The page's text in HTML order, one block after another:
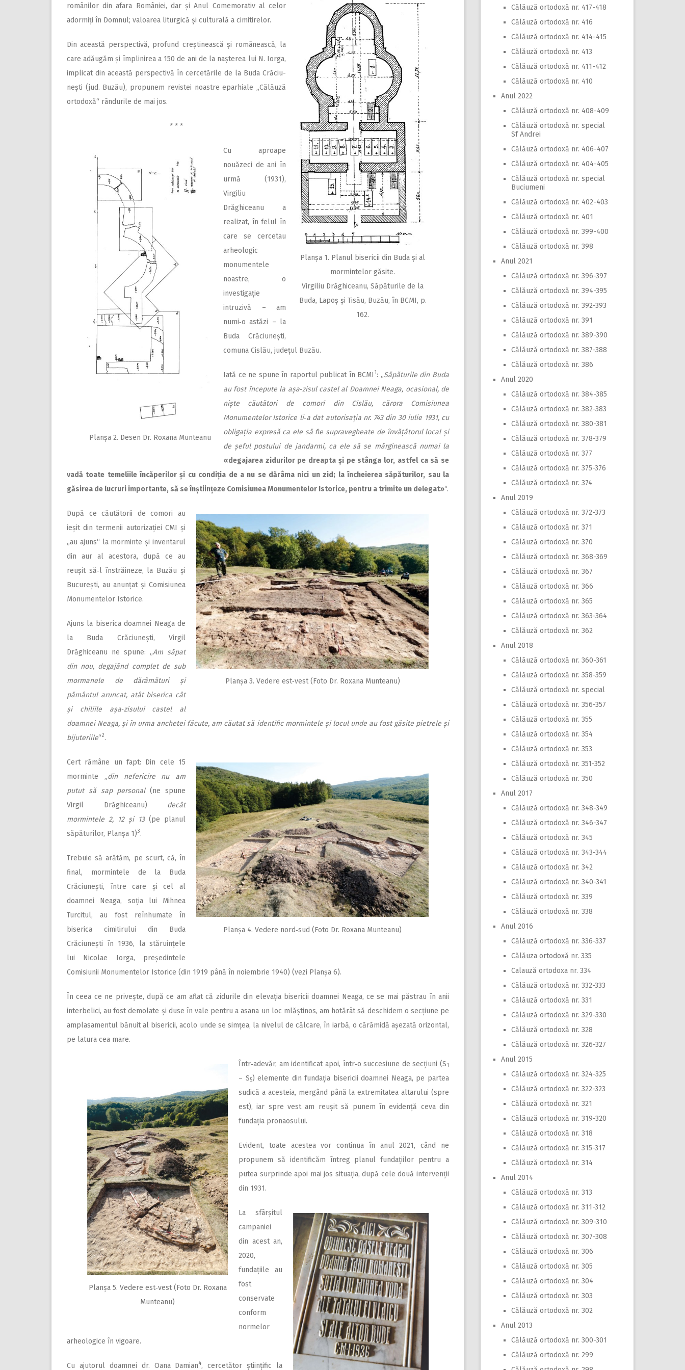
Planșa 1. Planul bisericii din Buda și al
mormintelor găsite.
Virgiliu Drăghiceanu, Săpăturile de la
Buda, Lapoș și Tisău, Buzău, în BCMI, p.
162.
românilor din afara României, dar și Anul Comemorativ al celor
adormiți în Domnul; valoarea liturgică și culturală a cimitirelor.
Din această perspectivă, profund creștinească și românească, la
care adăugăm și împlinirea a 150 de ani de la nașterea lui N. Iorga,
implicat din această perspectivă în cercetările de la Buda Crăciu­
nești (jud. Buzău), propunem revistei noastre eparhiale „Că­lăuză
ortodoxă“ rândurile de mai jos.
* * *
Planșa 2. Desen Dr. Roxana Munteanu
Cu aproape
nouăzeci de ani în
urmă (1931),
Virgiliu
Drăghiceanu a
realizat, în felul în
care se cercetau
arheologic
monumentele
noastre, o
investigație
intruzivă – am
numi‑o astăzi – la
Buda Crăciunești,
comuna Cislău, județul Buzău.
Iată ce ne spune în raportul publicat în BCMI 1 : „Săpăturile din Buda
au fost începute la așa‑zisul castel al Doamnei Neaga, ocasional, de
niște căutători de comori din Cislău, cărora Comisiunea
Monumentelor Istorice li‑a dat autorisația nr. 743 din 30 iulie 1931, cu
obligația expresă ca ele să fie supravegheate de învățătorul local și
de șeful postului de jandarmi, ca ele să se mărginească numai la
«degajarea zidurilor pe dreapta și pe stânga lor, astfel ca să se
vadă toate temeliile încăperilor și cu condiția de a nu se dărâma nici un zid; la încheierea săpăturilor, sau la
găsirea de lucruri importante, să se înștiințe­ze Comisiunea Monumentelor Istorice, pentru a trimite un delegat»“.
Planșa 3. Vedere est‑vest (Foto Dr. Roxana Munteanu)
După ce căutătorii de comori au
ieșit din termenii autorizației CMI și
„au ajuns“ la morminte și inventarul
din aur al acestora, după ce au
reușit să‑l înstrăineze, la Buzău și
București, au anunțat și Comisiunea
Monumentelor Istorice.
Ajuns la biserica doamnei Neaga de
la Buda Crăciunești, Virgil
Drăghiceanu ne spune: „Am săpat
din nou, degajând complet de sub
mormanele de dărâmături și
pământul aruncat, atât biserica cât
și chiliile așa‑zisului castel al
doamnei Neaga, și în urma anchetei făcute, am căutat să identific mormintele și locul unde au fost găsite pietrele și
bijuteriile“2.
Planșa 4. Vedere nord‑sud (Foto Dr. Roxana Munteanu)
Cert rămâne un fapt: Din cele 15
morminte „din nefericire nu am
putut să sap personal(ne spune
Virgil Drăghiceanu) decât
mormintele 2, 12 și 13(pe planul
săpăturilor, Planșa 1)3.
Trebuie să arătăm, pe scurt, că, în
final, mormintele de la Buda
Crăciunești, între care și cel al
doamnei Neaga, soția lui Mihnea
Turcitul, au fost reînhumate în
biserica cimitirului din Buda
Crăciunești în 1936, la stăruințele
lui Nicolae Iorga, președintele
Comisiunii Monumentelor Istorice (din 1919 până în noiembrie 1940) (vezi Planșa 6).
În ceea ce ne privește, după ce am aflat că zidurile din elevația bisericii doamnei Neaga, ce se mai păstrau în anii
interbelici, au fost demolate și duse în vale pentru a asana un loc mlăștinos, am hotărât să deschidem o secțiune pe
amplasamentul bănuit al bisericii, acolo unde se simțea, la nivelul de călcare, în iarbă, o cărămidă așezată orizontal,
pe latura cea mare.
Planșa 5. Vedere est‑vest (Foto Dr. Roxana
Munteanu)
Într‑adevăr, am identificat apoi, într‑o succesiune de secțiuni (S1
– S5) elemente din fundația bisericii doamnei Neaga, pe partea
sudică a acesteia, mergând până la extremitatea altarului (spre
est), iar spre vest am reușit să punem în evidență ceva din
fundația pronaosului.
Evident, toate acestea vor continua în anul 2021, când ne
propunem să identificăm întreg planul fundațiilor pentru a
putea surprinde apoi mai jos situația, după cele două intervenții
din 1931.
La sfârșitul
campaniei
din acest an,
2020,
fundațiile au
fost
conservate
conform
normelor
arheologice în vigoare.
Cu ajutorul doamnei dr. Oana Damian4, cercetător științific la
Călăuză ortodoxă nr. 417-418
Călăuză ortodoxă nr. 416
Călăuză ortodoxă nr. 414-415
Călăuză ortodoxă nr. 413
Călăuză ortodoxă nr. 411-412
Călăuză ortodoxă nr. 410
Anul 2022
Călăuză ortodoxă nr. 408-409
Călăuză ortodoxă nr. special
Sf Andrei
Călăuză ortodoxă nr. 406-407
Călăuză ortodoxă nr. 404-405
Călăuză ortodoxă nr. special
Buciumeni
Călăuză ortodoxă nr. 402-403
Călăuză ortodoxă nr. 401
Călăuză ortodoxă nr. 399-400
Călăuză ortodoxă nr. 398
Anul 2021
Călăuză ortodoxă nr. 396-397
Călăuză ortodoxă nr. 394-395
Călăuză ortodoxă nr. 392-393
Călăuză ortodoxă nr. 391
Călăuză ortodoxă nr. 389-390
Călăuză ortodoxă nr. 387-388
Călăuză ortodoxă nr. 386
Anul 2020
Călăuză ortodoxă nr. 384-385
Călăuză ortodoxă nr. 382-383
Călăuză ortodoxă nr. 380-381
Călăuză ortodoxă nr. 378-379
Călăuză ortodoxă nr. 377
Călăuză ortodoxă nr. 375-376
Călăuză ortodoxă nr. 374
Anul 2019
Călăuză ortodoxă nr. 372-373
Călăuză ortodoxă nr. 371
Călăuză ortodoxă nr. 370
Călăuză ortodoxă nr. 368-369
Călăuză ortodoxă nr. 367
Călăuză ortodoxă nr. 366
Călăuză ortodoxă nr. 365
Călăuză ortodoxă nr. 363-364
Călăuză ortodoxă nr. 362
Anul 2018
Călăuză ortodoxă nr. 360-361
Călăuză ortodoxă nr. 358-359
Călăuză ortodoxă nr. special
Călăuză ortodoxă nr. 356-357
Călăuză ortodoxă nr. 355
Călăuză ortodoxă nr. 354
Călăuză ortodoxă nr. 353
Călăuză ortodoxă nr. 351-352
Călăuză ortodoxă nr. 350
Anul 2017
Călăuză ortodoxă nr. 348-349
Călăuză ortodoxă nr. 346-347
Călăuză ortodoxă nr. 345
Călăuză ortodoxă nr. 343-344
Călăuză ortodoxă nr. 342
Călăuză ortodoxă nr. 340-341
Călăuză ortodoxă nr. 339
Călăuză ortodoxă nr. 338
Anul 2016
Călăuză ortodoxă nr. 336-337
Călăuza ortodoxă nr. 335
Calauză ortodoxa nr. 334
Călăuză ortodoxă nr. 332-333
Călăuză ortodoxă nr. 331
Călăuză ortodoxă nr. 329-330
Călăuză ortodoxă nr. 328
Călăuză ortodoxă nr. 326-327
Anul 2015
Călăuză ortodoxă nr. 324-325
Călăuză ortodoxă nr. 322-323
Călăuză ortodoxă nr. 321
Călăuză ortodoxă nr. 319-320
Călăuză ortodoxă nr. 318
Călăuză ortodoxă nr. 315-317
Călăuză ortodoxă nr. 314
Anul 2014
Călăuză ortodoxă nr. 313
Călăuză ortodoxă nr. 311-312
Călăuză ortodoxă nr. 309-310
Călăuză ortodoxă nr. 307-308
Călăuză ortodoxă nr. 306
Călăuză ortodoxă nr. 305
Călăuză ortodoxă nr. 304
Călăuză ortodoxă nr. 303
Călăuză ortodoxă nr. 302
Anul 2013
Călăuză ortodoxă nr. 300-301
Călăuză ortodoxă nr. 299